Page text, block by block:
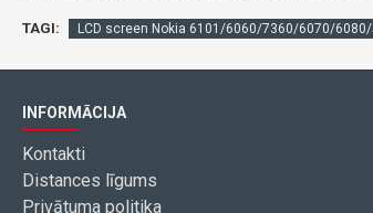
TAGI: LCD screen Nokia 6101/6060/7360/6070/
INFORMĀCIJA
Kontakti
Distances līgums
Privātuma politika